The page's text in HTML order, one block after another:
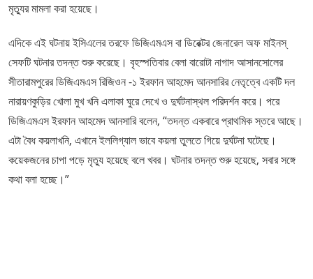
মৃত্যুর মামলা করা হয়েছে।
এদিকে এই ঘটনায় ইসিএলের তরফে ডিজিএমএস বা ডিরেক্টর জেনারেল অফ মাইনস্
সেফটি ঘটনার তদন্ত শুরু করেছে। বৃহস্পতিবার বেলা বারোটা নাগাদ আসানসোলের
সীতারামপুরের ডিজিএমএস রিজিওন -১ ইরফান আহমেদ আনসারির নেতৃত্বে একটি দল
নারায়ণকুড়ির খোলা মুখ খনি এলাকা ঘুরে দেখে ও দুর্ঘটনাস্থল পরিদর্শন করে। পরে
ডিজিএমএস ইরফান আহমেদ আনসারি বলেন, “তদন্ত একবারে প্রাথমিক স্তরে আছে।
এটা বৈধ কয়লাখনি, এখানে ইললিগ্যাল ভাবে কয়লা তুলতে গিয়ে দুর্ঘটনা ঘটেছে।
কয়েকজনের চাপা পড়ে মৃত্যু হয়েছে বলে খবর। ঘটনার তদন্ত শুরু হয়েছে, সবার সঙ্গে
কথা বলা হচ্ছে।”